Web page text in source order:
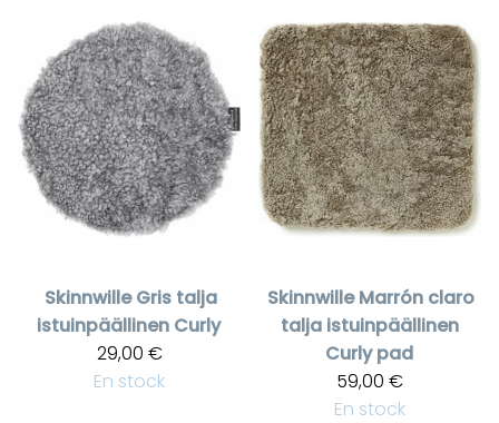
Skinnwille Gris talja
istuinpäällinen Curly
29,00 €
En stock
Skinnwille Marrón claro
talja istuinpäällinen
Curly pad
59,00 €
En stock